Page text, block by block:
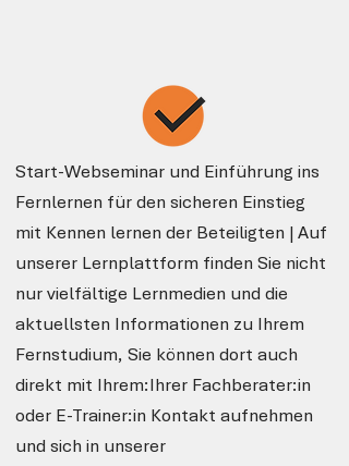
Start-Webseminar und Einführung ins
Fernlernen für den sicheren Einstieg
mit Kennen lernen der Beteiligten | Auf
unserer Lernplattform finden Sie nicht
nur vielfältige Lernmedien und die
aktuellsten Informationen zu Ihrem
Fernstudium, Sie können dort auch
direkt mit Ihrem:Ihrer Fachberater:in
oder E-Trainer:in Kontakt aufnehmen
und sich in unserer